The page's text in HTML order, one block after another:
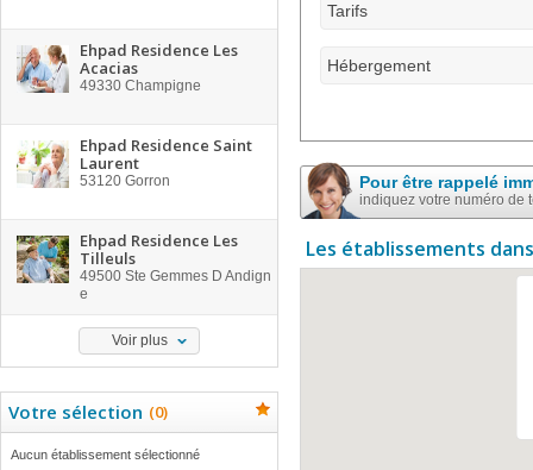
Ehpad Residence Les
Acacias
49330 Champigne
Ehpad Residence Saint
Laurent
53120 Gorron
Ehpad Residence Les
Tilleuls
49500 Ste Gemmes D Andign
e
Voir plus
Votre sélection (0)
Aucun établissement sélectionné
Tarifs
Hébergement
Pour être rappelé
indiquez votre numéro de
Les établissements